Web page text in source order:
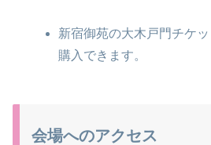
新宿御苑の大木戸門チケ
購入できます。
会場へのアクセス